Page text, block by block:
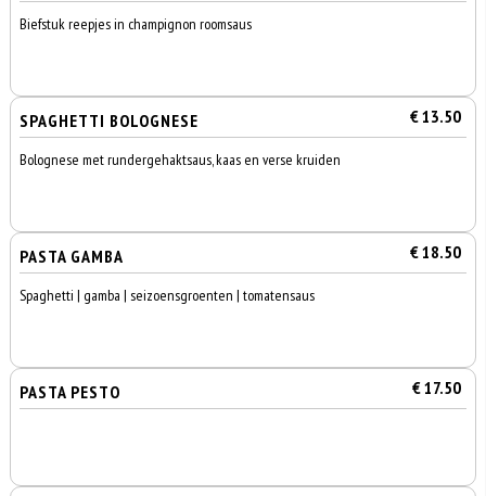
Biefstuk reepjes in champignon roomsaus
SPAGHETTI BOLOGNESE € 13.50
Bolognese met rundergehaktsaus, kaas en verse kruiden
PASTA GAMBA € 18.50
Spaghetti | gamba | seizoensgroenten | tomatensaus
PASTA PESTO € 17.50